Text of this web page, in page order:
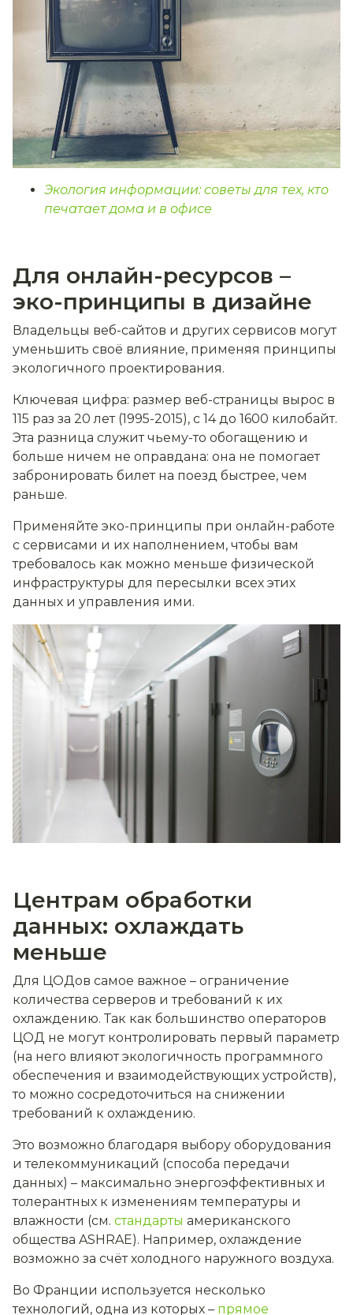
Экология информации: советы для тех, кто
печатает дома и в офисе
Для онлайн-ресурсов –
эко-принципы в дизайне
Владельцы веб-сайтов и других сервисов могут
уменьшить своё влияние, применяя принципы
экологичного проектирования.
Ключевая цифра: размер веб-страницы вырос в
115 раз за 20 лет (1995-2015), с 14 до 1600 килобайт.
Эта разница служит чьему-то обогащению и
больше ничем не оправдана: она не помогает
забронировать билет на поезд быстрее, чем
раньше.
Применяйте эко-принципы при онлайн-работе
с сервисами и их наполнением, чтобы вам
требовалось как можно меньше физической
инфраструктуры для пересылки всех этих
данных и управления ими.
Центрам обработки
данных: охлаждать
меньше
Для ЦОДов самое важное – ограничение
количества серверов и требований к их
охлаждению. Так как большинство операторов
ЦОД не могут контролировать первый параметр
(на него влияют экологичность программного
обеспечения и взаимодействующих устройств),
то можно сосредоточиться на снижении
требований к охлаждению.
Это возможно благодаря выбору оборудования
и телекоммуникаций (способа передачи
данных) – максимально энергоэффективных и
толерантных к изменениям температуры и
влажности (см. стандарты американского
общества ASHRAE). Например, охлаждение
возможно за счёт холодного наружного воздуха.
Во Франции используется несколько
технологий, одна из которых – прямое